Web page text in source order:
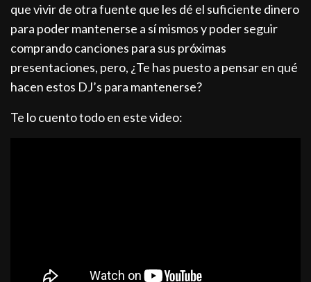
que vivir de otra fuente que les dé el suficiente dinero
para poder mantenerse a sí mismos y poder seguir
comprando canciones para sus próximas
presentaciones, pero, ¿Te has puesto a pensar en qué
hacen estos DJ’s para mantenerse?
Te lo cuento todo en este video: